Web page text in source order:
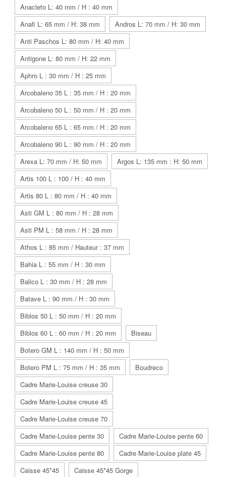
Anacleto L: 40 mm / H : 40 mm
Anafi L: 65 mm / H: 38 mm
Andros L: 70 mm / H: 30 mm
Anti Paschos L: 80 mm / H: 40 mm
Antigone L: 80 mm / H: 22 mm
Aphro L : 30 mm / H : 25 mm
Arcobaleno 35 L : 35 mm / H : 20 mm
Arcobaleno 50 L : 50 mm / H : 20 mm
Arcobaleno 65 L : 65 mm / H : 20 mm
Arcobaleno 90 L : 90 mm / H : 20 mm
Arexa L: 70 mm / H: 50 mm
Argos L: 135 mm : H: 50 mm
Artis 100 L : 100 / H : 40 mm
Artis 80 L : 80 mm / H : 40 mm
Asti GM L : 80 mm / H : 28 mm
Asti PM L : 58 mm / H : 28 mm
Athos L : 85 mm / Hauteur : 37 mm
Bahia L : 55 mm / H : 30 mm
Balico L : 30 mm / H : 28 mm
Batave L : 90 mm / H : 30 mm
Biblos 50 L : 50 mm / H : 20 mm
Biblos 60 L : 60 mm / H : 20 mm
Biseau
Botero GM L : 140 mm / H : 50 mm
Botero PM L : 75 mm / H : 35 mm
Boudreco
Cadre Marie-Louise creuse 30
Cadre Marie-Louise creuse 45
Cadre Marie-Louise creuse 70
Cadre Marie-Louise pente 30
Cadre Marie-Louise pente 60
Cadre Marie-Louise pente 80
Cadre Marie-Louise plate 45
Caisse 45*45
Caisse 45*45 Gorge